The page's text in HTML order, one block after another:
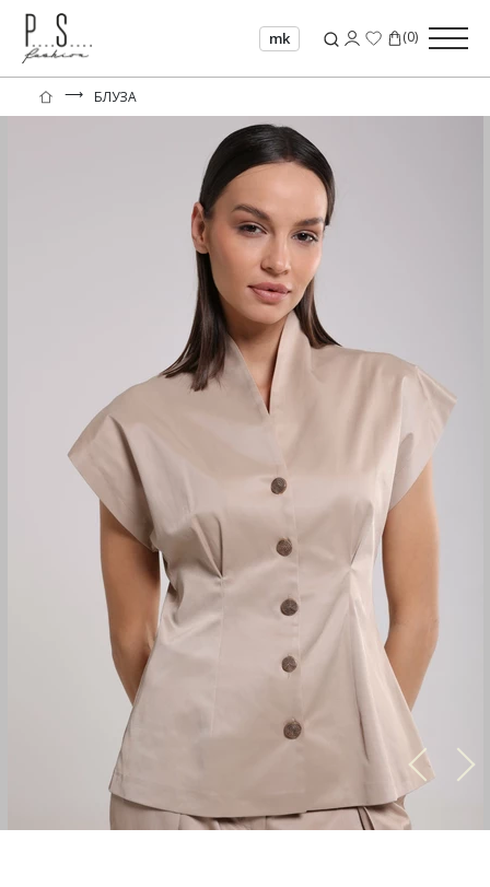
mk (0)
⟶ БЛУЗА